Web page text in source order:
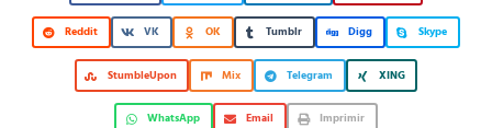
Reddit VK OK Tumblr Digg Skype
StumbleUpon Mix Telegram XING
WhatsApp Email Imprimir